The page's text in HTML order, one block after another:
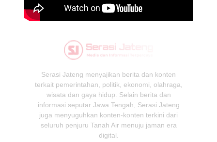
Serasi Jateng menyajikan berita dan konten
terkait pemerintahan, politik, ekonomi, olahraga,
wisata dan gaya hidup. Selain berita dan
informasi seputar Jawa Tengah, Serasi Jateng
juga menyuguhkan konten-konten terkini dari
seluruh penjuru Tanah Air menuju jaman era
digital.